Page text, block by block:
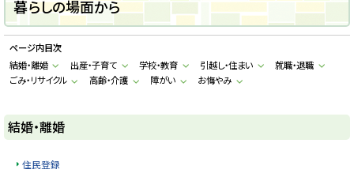
へ
川
市
H
o
k
k
a
o
F
u
暮らしの場面から
ページ内目次
結婚・離婚
出産・子育て 学校・教育 引越し・住まい
就職・退職
ごみ・リサイクル
高齢・介護 障がい お悔やみ
結婚・離婚
住民登録